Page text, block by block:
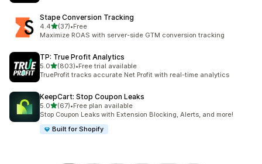
Stape Conversion Tracking
4.45つ星中
(37)
合計レビュー数：37件
•Free
Maximize ROAS with server-side GTM conversion tracking
TP: True Profit Analytics
5.05つ星中
(803)
合計レビュー数：803件
•Free trial available
TrueProfit tracks accurate Net Profit with real-time analytics
KeepCart: Stop Coupon Leaks
5.05つ星中
(67)
合計レビュー数：67件
•Free plan available
Stop Coupon Leaks with Extension Blocking, Alerts, and more!
Built for Shopify